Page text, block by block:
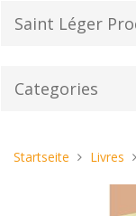
zumSaint Léger
Categories
Sie
Startseite Livres